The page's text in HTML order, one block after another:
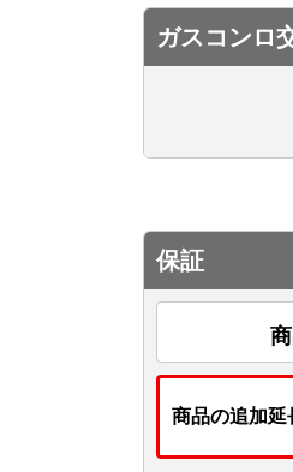
ガスコンロ
保証
商品の追加延